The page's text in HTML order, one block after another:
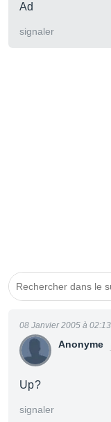
Ad
signaler
Anonyme
08 Janvier 2005 à 02:13
Up?
signaler